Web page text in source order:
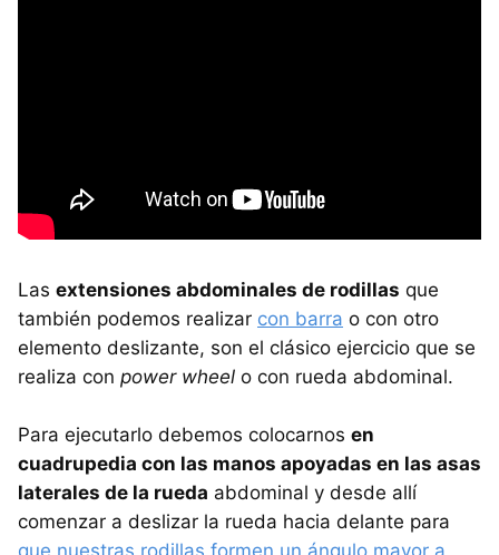
Las extensiones abdominales de rodillas que
también podemos realizar con barra o con otro
elemento deslizante, son el clásico ejercicio que se
realiza con power wheel o con rueda abdominal.
Para ejecutarlo debemos colocarnos en
cuadrupedia con las manos apoyadas en las asas
laterales de la rueda abdominal y desde allí
comenzar a deslizar la rueda hacia delante para
que nuestras rodillas formen un ángulo mayor a